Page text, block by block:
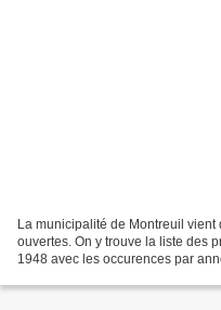
La municipalité de Montreuil vient de mettre en ligne 114 jeux de données
ouvertes. On y trouve la liste des
1948 avec les occurences par